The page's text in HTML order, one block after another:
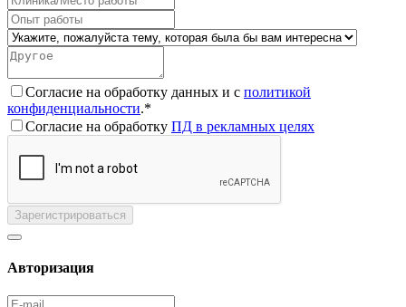
Согласие на обработку данных и с политикой
конфиденциальности.*
Согласие на обработку ПД в рекламных целях
Зарегистрироваться
Авторизация